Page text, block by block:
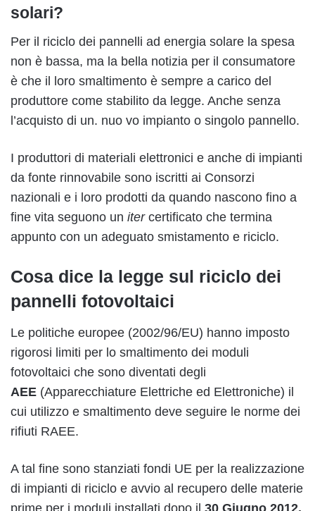
solari?
Per il riciclo dei pannelli ad energia solare la spesa
non è bassa, ma la bella notizia per il consumatore
è che il loro smaltimento è sempre a carico del
produttore come stabilito da legge. Anche senza
l’acquisto di un. nuo vo impianto o singolo pannello.
I produttori di materiali elettronici e anche di impianti
da fonte rinnovabile sono iscritti ai Consorzi
nazionali e i loro prodotti da quando nascono fino a
fine vita seguono un itercertificato che termina
appunto con un adeguato smistamento e riciclo.
Cosa dice la legge sul riciclo dei
pannelli fotovoltaici
Le politiche europee (2002/96/EU) hanno imposto
rigorosi limiti per lo smaltimento dei moduli
fotovoltaici che sono diventati degli
AEE (Apparecchiature Elettriche ed Elettroniche) il
cui utilizzo e smaltimento deve seguire le norme dei
rifiuti RAEE.
A tal fine sono stanziati fondi UE per la realizzazione
di impianti di riciclo e avvio al recupero delle materie
prime per i moduli installati dopo il 30 Giugno 2012.